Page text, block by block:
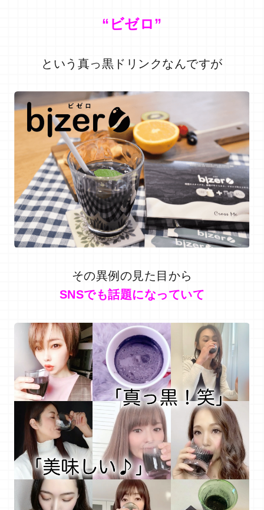
“ビゼロ”
という真っ黒ドリンクなんですが
その異例の見た目から
SNSでも話題になっていて